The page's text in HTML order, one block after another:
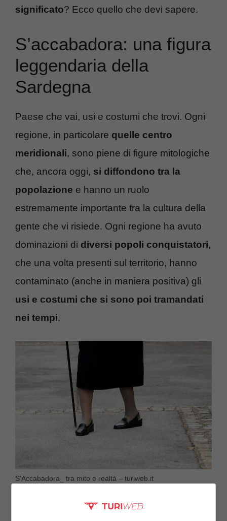
significato? Ecco quello che devi sapere.
S’accabadora: una figura
leggendaria della
Sardegna
Paese che vai, usi e costumi che trovi. Ogni
regione, in particolare quelle centro
meridionali, sono piene di figure mitologiche
che, ancora oggi, si diffondono tra la
popolazione e hanno un ruolo
estremamente importante tra la cultura della
gente che vi risiede. Ogni regione ha avuto
dominazioni di diversi popoli conquistatori,
che una volta presenti sul territorio, hanno
contaminato (anche in maniera positiva) gli
usi e costumi che si sono poi tramandati
nei tempi.
S’Accabadora_ tra mito e realtà – turiweb.it